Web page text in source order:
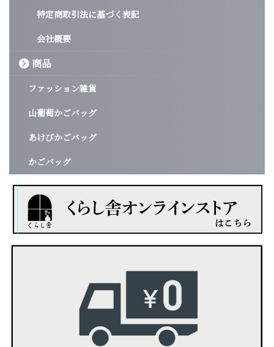
特定商取引法に基づく表記
会社概要
商品
ファッション雑貨
山葡萄かごバッグ
あけびかごバッグ
かごバッグ